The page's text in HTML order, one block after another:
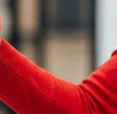
del
estatal y una
el 28